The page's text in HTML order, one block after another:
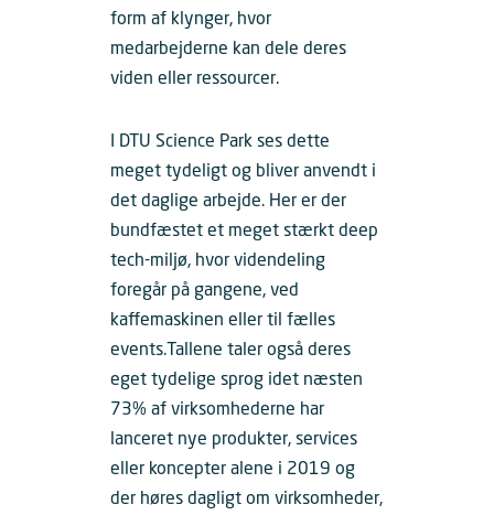
form af klynger, hvor
medarbejderne kan dele deres
viden eller ressourcer.
I DTU Science Park ses dette
meget tydeligt og bliver anvendt i
det daglige arbejde. Her er der
bundfæstet et meget stærkt deep
tech-miljø, hvor videndeling
foregår på gangene, ved
kaffemaskinen eller til fælles
events.Tallene taler også deres
eget tydelige sprog idet næsten
73% af virksomhederne har
lanceret nye produkter, services
eller koncepter alene i 2019 og
der høres dagligt om virksomheder,